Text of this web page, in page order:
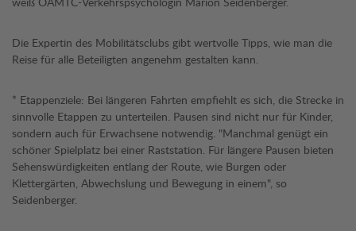
Die Expertin des Mobilitätsclubs gibt wertvolle Tipps, wie man die
Reise für alle Beteiligten angenehm gestalten kann.
* Etappenziele: Bei längeren Fahrten empfiehlt es sich, die Strecke in
sinnvolle Etappen zu unterteilen. Pausen sind nicht nur für Kinder,
sondern auch für Erwachsene notwendig. "Manchmal genügt ein
schöner Spielplatz bei einer Raststation. Für längere Pausen bieten
Sehenswürdigkeiten entlang der Route, wie Burgen oder
Klettergärten, Abwechslung und Bewegung in einem", so
Seidenberger.